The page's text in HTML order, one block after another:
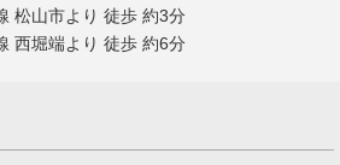
松山市より 徒歩 約3分
西堀端より 徒歩 約6分